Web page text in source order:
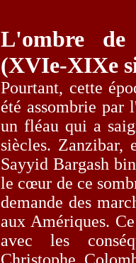
L'ombre
(XVIe-XIXe
Pourtant, cette
été assombrie par
un fléau qui a
siècles. Zanzibar,
Sayyid Bargash
le cœur de ce
demande des
aux Amériques.
avec les